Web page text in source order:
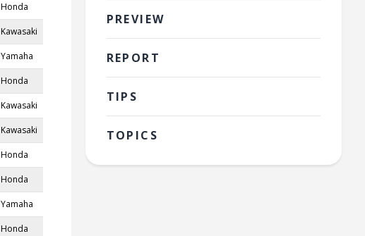
Honda
Kawasaki
Yamaha
Honda
Kawasaki
Kawasaki
Honda
Honda
Yamaha
Honda
PREVIEW
REPORT
TIPS
TOPICS